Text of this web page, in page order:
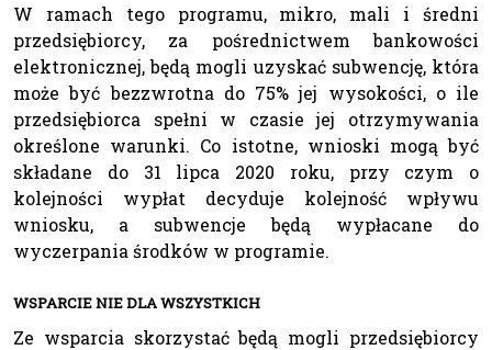
W ramach tego programu, mikro, mali i średni
przedsiębiorcy, za pośrednictwem bankowości
elektronicznej, będą mogli uzyskać subwencję, która
może być bezzwrotna do 75% jej wysokości, o ile
przedsiębiorca spełni w czasie jej otrzymywania
określone warunki. Co istotne, wnioski mogą być
składane do 31 lipca 2020 roku, przy czym o
kolejności wypłat decyduje kolejność wpływu
wniosku, a subwencje będą wypłacane do
wyczerpania środków w programie.
WSPARCIE NIE DLA WSZYSTKICH
Ze wsparcia skorzystać będą mogli przedsiębiorcy